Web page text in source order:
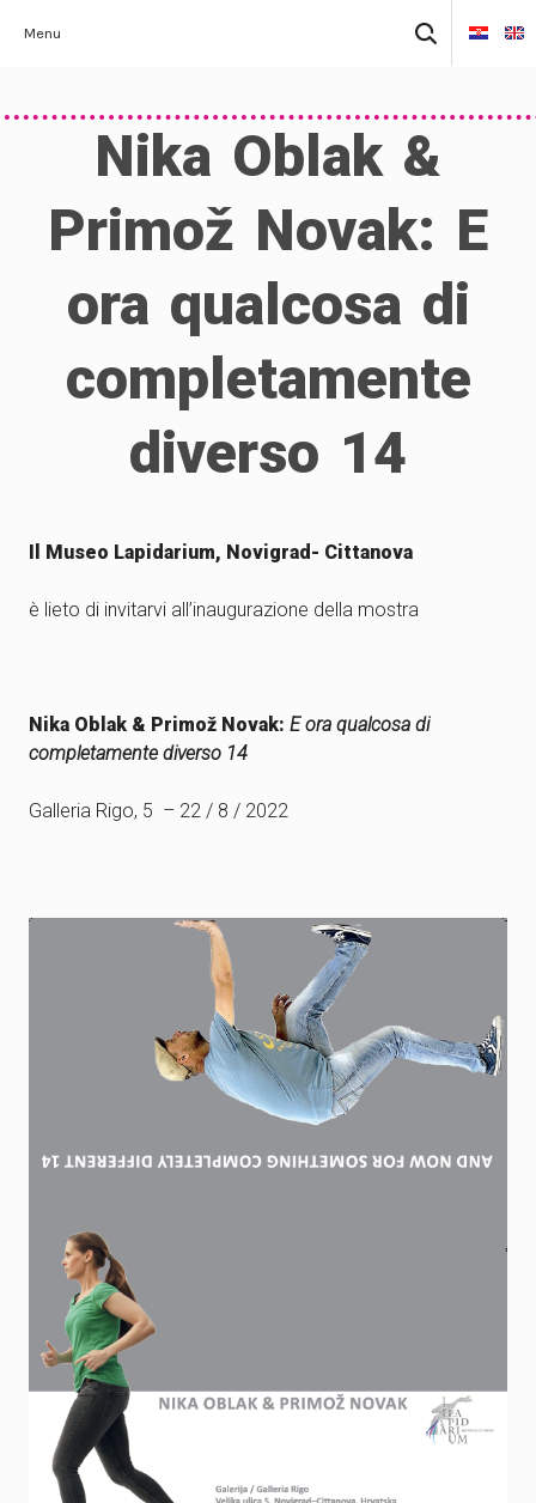
Menu
per:
Nika Oblak &
Primož Novak: E
ora qualcosa di
completamente
diverso 14
Il Museo Lapidarium, Novigrad- Cittanova
è lieto di invitarvi all’inaugurazione della mostra
Nika Oblak & Primož Novak:E ora qualcosa di
completamente diverso 14
Galleria Rigo, 5 – 22 / 8 / 2022